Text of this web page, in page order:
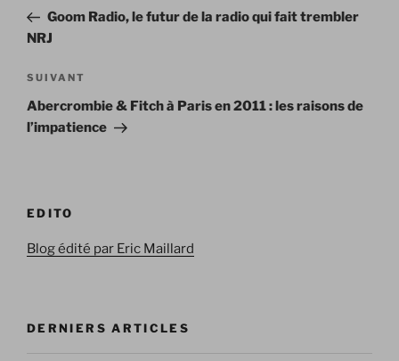
l’article
précédent
Goom Radio, le futur de la radio qui fait trembler
NRJ
Article
suivant
SUIVANT
Abercrombie & Fitch à Paris en 2011 : les raisons de
l’impatience
EDITO
Blog édité par Eric Maillard
DERNIERS ARTICLES